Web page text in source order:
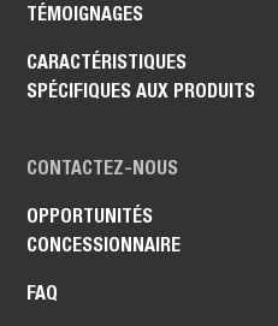
TÉMOIGNAGES
CARACTÉRISTIQUES
SPÉCIFIQUES AUX PRODUITS
CONTACTEZ-NOUS
OPPORTUNITÉS
CONCESSIONNAIRE
FAQ